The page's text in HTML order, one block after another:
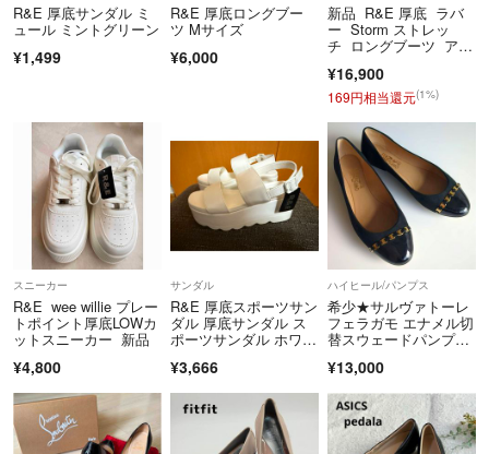
R&E 厚底サンダル ミ
ュール ミントグリーン
¥1,499
R&E 厚底ロングブー
ツ Mサイズ
¥6,000
新品 R&E 厚底 ラバ
ー Storm ストレッ
チ ロングブーツ アイ
¥16,900
169円相当還元(1%)
スニーカー
R&E wee willie プレー
トポイント厚底LOWカ
ットスニーカー 新品
¥4,800
サンダル
R&E 厚底スポーツサン
ダル 厚底サンダル ス
ポーツサンダル ホワイ
¥3,666
ハイヒール/パンプス
希少★サルヴァトーレ
フェラガモ エナメル切
替スウェードパンプ
¥13,000